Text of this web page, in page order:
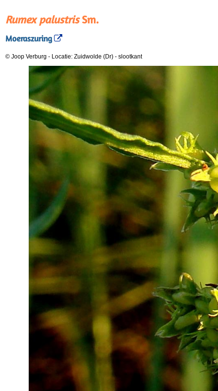
Rumex palustrisSm.
Moeraszuring
© Joop Verburg - Locatie: Zuidwolde (Dr) - slootkant